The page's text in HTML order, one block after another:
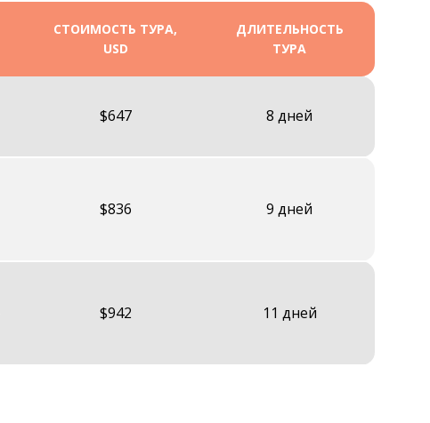
СТОИМОСТЬ ТУРА,
USD
ДЛИТЕЛЬНОСТЬ
ТУРА
$647 8 дней
$836 9 дней
$942 11 дней